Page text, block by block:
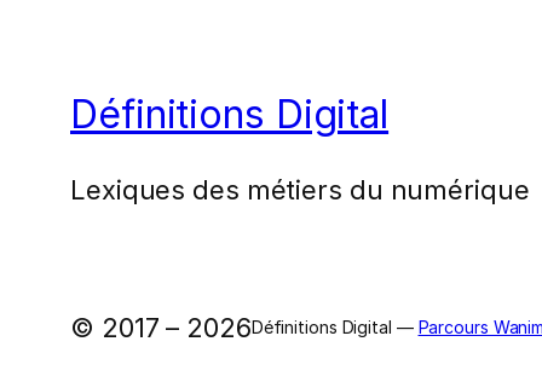
Définitions Digital
Lexiques des métiers du numérique
© 2017 – 2026Définitions Digital — Parcours